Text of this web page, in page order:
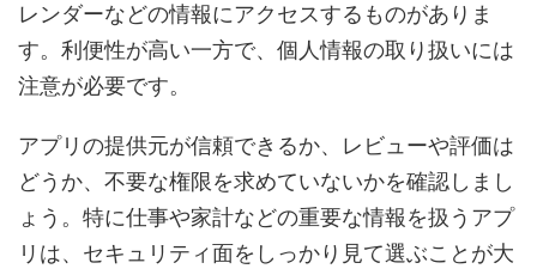
レンダーなどの情報にアクセスするものがありま
す。利便性が高い一方で、個人情報の取り扱いには
注意が必要です。
アプリの提供元が信頼できるか、レビューや評価は
どうか、不要な権限を求めていないかを確認しまし
ょう。特に仕事や家計などの重要な情報を扱うアプ
リは、セキュリティ面をしっかり見て選ぶことが大